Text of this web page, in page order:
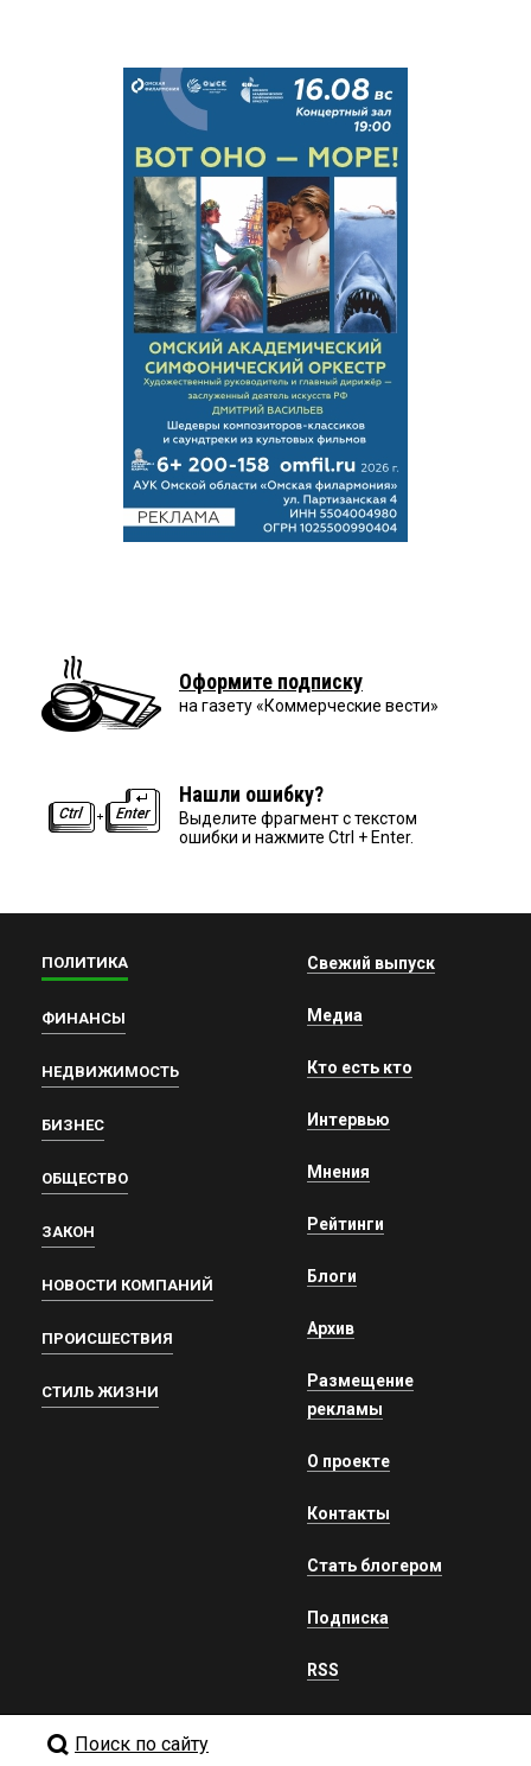
Оформите подписку
на газету «Коммерческие вести»
Нашли ошибку?
Выделите фрагмент с текстом
ошибки и нажмите Ctrl + Enter.
ПОЛИТИКА
ФИНАНСЫ
НЕДВИЖИМОСТЬ
БИЗНЕС
ОБЩЕСТВО
ЗАКОН
НОВОСТИ КОМПАНИЙ
ПРОИСШЕСТВИЯ
СТИЛЬ ЖИЗНИ
Свежий выпуск
Медиа
Кто есть кто
Интервью
Мнения
Рейтинги
Блоги
Архив
Размещение
рекламы
О проекте
Контакты
Стать блогером
Подписка
RSS
Поиск по сайту